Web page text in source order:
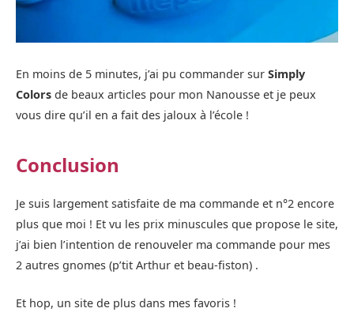
En moins de 5 minutes, j’ai pu commander sur Simply
Colors de beaux articles pour mon Nanousse et je peux
vous dire qu’il en a fait des jaloux à l’école !
Conclusion
Je suis largement satisfaite de ma commande et n°2 encore
plus que moi ! Et vu les prix minuscules que propose le site,
j’ai bien l’intention de renouveler ma commande pour mes
2 autres gnomes (p’tit Arthur et beau-fiston) .
Et hop, un site de plus dans mes favoris !